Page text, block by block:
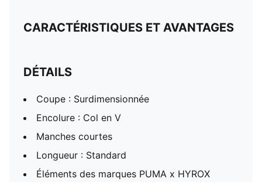
CARACTÉRISTIQUES ET AVANTAGES
DÉTAILS
Coupe : Surdimensionnée
Encolure : Col en V
Manches courtes
Longueur : Standard
Éléments des marques PUMA x HYROX